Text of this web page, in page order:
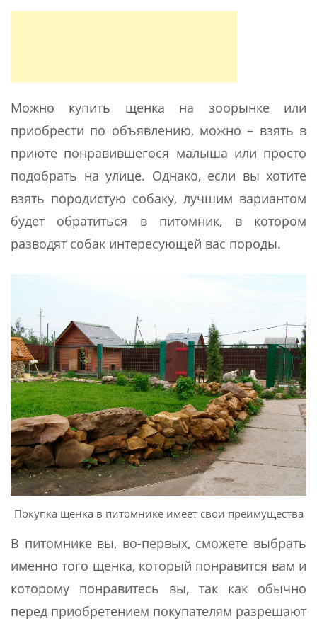
Можно купить щенка на зоорынке или
приобрести по объявлению, можно – взять в
приюте понравившегося малыша или просто
подобрать на улице. Однако, если вы хотите
взять породистую собаку, лучшим вариантом
будет обратиться в питомник, в котором
разводят собак интересующей вас породы.
Покупка щенка в питомнике имеет свои преимущества
В питомнике вы, во-первых, сможете выбрать
именно того щенка, который понравится вам и
которому понравитесь вы, так как обычно
перед приобретением покупателям разрешают